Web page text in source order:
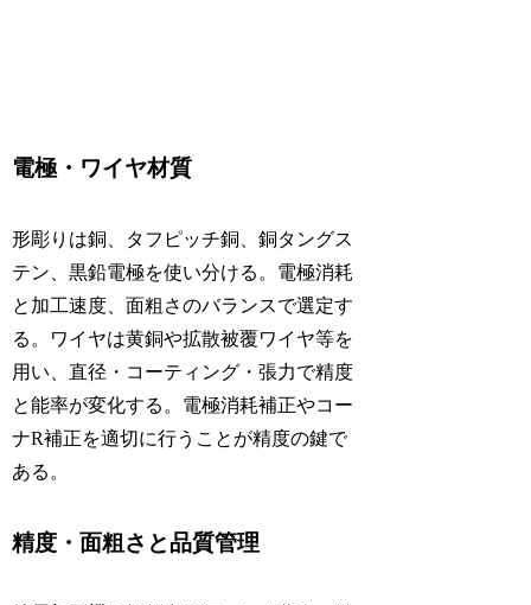
電極・ワイヤ材質
形彫りは銅、タフピッチ銅、銅タングス
テン、黒鉛電極を使い分ける。電極消耗
と加工速度、面粗さのバランスで選定す
る。ワイヤは黄銅や拡散被覆ワイヤ等を
用い、直径・コーティング・張力で精度
と能率が変化する。電極消耗補正やコー
ナR補正を適切に行うことが精度の鍵で
ある。
精度・面粗さと品質管理